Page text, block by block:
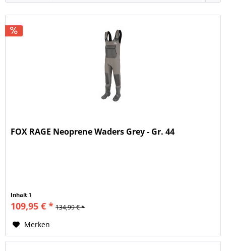
FOX RAGE Neoprene Waders Grey - Gr. 44
Inhalt 1
109,95 € * 134,99 € *
Merken